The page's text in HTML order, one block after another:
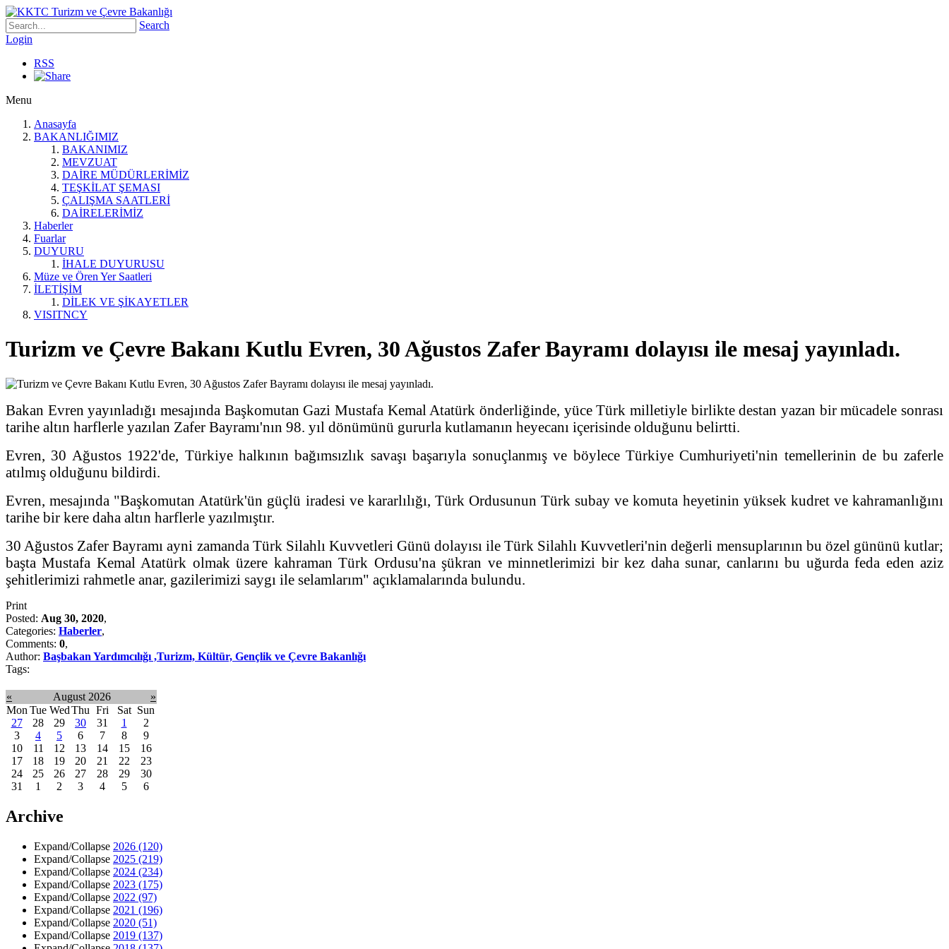
Search
Login
RSS
Menu
Anasayfa
BAKANLIĞIMIZ
BAKANIMIZ
MEVZUAT
DAİRE MÜDÜRLERİMİZ
TEŞKİLAT ŞEMASI
ÇALIŞMA SAATLERİ
DAİRELERİMİZ
Haberler
Fuarlar
DUYURU
İHALE DUYURUSU
Müze ve Ören Yer Saatleri
İLETİŞİM
DİLEK VE ŞİKAYETLER
VISITNCY
Turizm ve Çevre Bakanı Kutlu Evren, 30 Ağustos Zafer Bayramı dolayısı ile mesaj yayınladı.
Bakan Evren yayınladığı mesajında Başkomutan Gazi Mustafa Kemal Atatürk önderliğinde, yüce Türk milletiyle birlikte destan yazan bir mücadele sonrası
tarihe altın harflerle yazılan Zafer Bayramı'nın 98. yıl dönümünü gururla kutlamanın heyecanı içerisinde olduğunu belirtti.
Evren, 30 Ağustos 1922'de, Türkiye halkının bağımsızlık savaşı başarıyla sonuçlanmış ve böylece Türkiye Cumhuriyeti'nin temellerinin de bu zaferle
atılmış olduğunu bildirdi.
Evren, mesajında "Başkomutan Atatürk'ün güçlü iradesi ve kararlılığı, Türk Ordusunun Türk subay ve komuta heyetinin yüksek kudret ve kahramanlığını
tarihe bir kere daha altın harflerle yazılmıştır.
30 Ağustos Zafer Bayramı ayni zamanda Türk Silahlı Kuvvetleri Günü dolayısı ile Türk Silahlı Kuvvetleri'nin değerli mensuplarının bu özel gününü kutlar;
başta Mustafa Kemal Atatürk olmak üzere kahraman Türk Ordusu'na şükran ve minnetlerimizi bir kez daha sunar, canlarını bu uğurda feda eden aziz
şehitlerimizi rahmetle anar, gazilerimizi saygı ile selamlarım" açıklamalarında bulundu.
Print
Posted: Aug 30, 2020,
Categories: Haberler,
Comments: 0,
Author: Başbakan Yardımcılığı ,Turizm, Kültür, Gençlik ve Çevre Bakanlığı
Tags:
« August 2026
»
Mon Tue WedThu Fri Sat Sun
27
28 29 30 31 1
2
3
4 5 6 7 8
9
10
11 12 13 14 15
16
17
18 19 20 21 22
23
24
25 26 27 28 29
30
31
1 2 3 4 5 6
Archive
Expand/Collapse 2026 (120)
Expand/Collapse 2025 (219)
Expand/Collapse 2024 (234)
Expand/Collapse 2023 (175)
Expand/Collapse 2022 (97)
Expand/Collapse 2021 (196)
Expand/Collapse 2020 (51)
Expand/Collapse 2019 (137)